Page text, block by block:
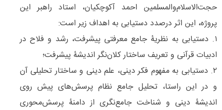
حجت‌الاسلام‌والمسلمین احمد آکوچکیان، استاد راهبر این
پروژه، این اثر درصدد دستیابی به اهداف زیر است:
۱. دستیابی به نظریۀ جامع معرفتی پیشرفت، رشد و فلاح در
ادبیات قرآنی و تعریف ساختار کلان‌نگر اندیشۀ پیشرفت؛
۲. دستیابی به مفهوم فکر دینی، علم دینی و ساختار تحلیلی آن
و در این راستا، تحلیل جامع نظام پرسش‌های پیش روی
اندیشۀ دینی و شناخت جامع‌نگری از دامنۀ پرسش‌محوری